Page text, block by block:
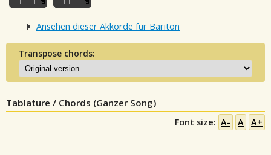
Ansehen dieser Akkorde für Bariton
Transpose chords:
Tablature / Chords (Ganzer Song)
Font size: A- A A+